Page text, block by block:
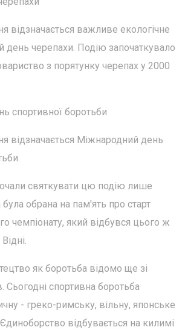
відзначається важливе екологічне
день черепахи. Подію започаткувало
з порятунку черепах у 2000
спортивної боротьби
відзначається Міжнародний день
святкувати цю подію лише
обрана на пам'ять про старт
чемпіонату, який відбувся цього ж
як боротьба відомо ще зі
Сьогодні спортивна боротьба
- греко-римську, вільну, японське
відбувається на килимі